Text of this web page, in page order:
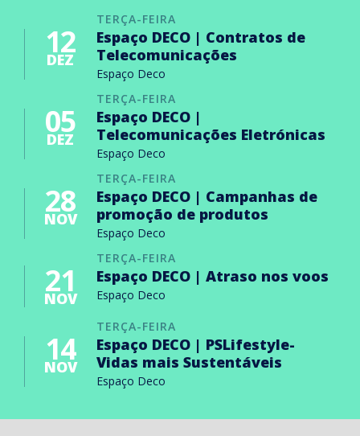
TERÇA-FEIRA
12
DEZ
Espaço DECO | Contratos de
Telecomunicações
Espaço Deco
TERÇA-FEIRA
05
DEZ
Espaço DECO |
Telecomunicações Eletrónicas
Espaço Deco
TERÇA-FEIRA
28
NOV
Espaço DECO | Campanhas de
promoção de produtos
Espaço Deco
TERÇA-FEIRA
21
NOV
Espaço DECO | Atraso nos voos
Espaço Deco
TERÇA-FEIRA
14
NOV
Espaço DECO | PSLifestyle-
Vidas mais Sustentáveis
Espaço Deco